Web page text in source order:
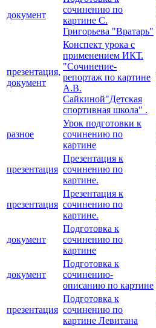
документ
сочинению по
картине С.
Григорьева "Вратарь"
презентация,
документ
Конспект урока с
применением ИКТ.
"Сочинение-
репортаж по картине
А.В.
Сайкиной"Детская
спортивная школа" .
разное
Урок подготовки к
сочинению по
картине
презентация
Презентация к
сочинению по
картине.
презентация
Презентация к
сочинению по
картине.
документ
Подготовка к
сочинению по
картине
документ
Подготовка к
сочинению-
описанию по картине
презентация
Подготовка к
сочинению по
картине Левитана